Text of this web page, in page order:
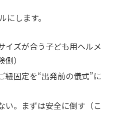
にします。
イズが合う子ども用ヘルメ
）
紐固定を“出発前の儀式”に
い。まずは安全に倒す（こ